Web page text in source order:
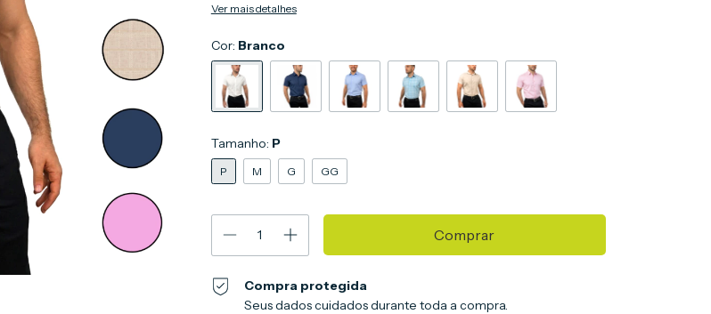
Ver mais detalhes
Cor: Branco
Tamanho: P
P M G GG
Compra protegida
Seus dados cuidados durante toda a compra.